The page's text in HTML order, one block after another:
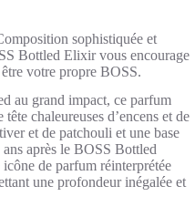
sophistiquée et
Bottled Elixir vous encourage
votre propre BOSS.
au grand impact, ce parfum
chaleureuses d’encens et de
et de patchouli et une base
ans après le BOSS Bottled
de parfum réinterprétée
une profondeur inégalée et